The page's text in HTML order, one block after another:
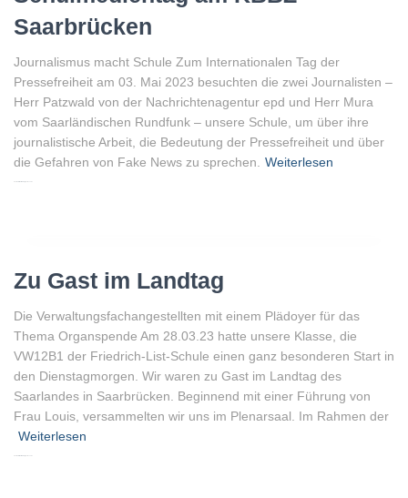
Saarbrücken
Journalismus macht Schule Zum Internationalen Tag der
Pressefreiheit am 03. Mai 2023 besuchten die zwei Journalisten –
Herr Patzwald von der Nachrichtenagentur epd und Herr Mura
vom Saarländischen Rundfunk – unsere Schule, um über ihre
journalistische Arbeit, die Bedeutung der Pressefreiheit und über
die Gefahren von Fake News zu sprechen.
Weiterlesen
Zu Gast im Landtag
Die Verwaltungsfachangestellten mit einem Plädoyer für das
Thema Organspende Am 28.03.23 hatte unsere Klasse, die
VW12B1 der Friedrich-List-Schule einen ganz besonderen Start in
den Dienstagmorgen. Wir waren zu Gast im Landtag des
Saarlandes in Saarbrücken. Beginnend mit einer Führung von
Frau Louis, versammelten wir uns im Plenarsaal. Im Rahmen der
Weiterlesen